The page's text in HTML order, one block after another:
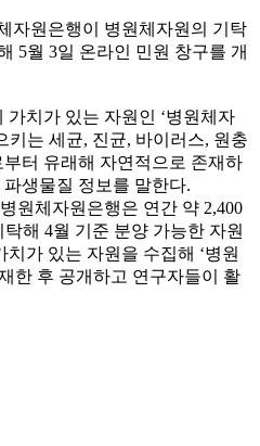
자원은행이 병원체자원의 기탁
5월 3일 온라인 민원 창구를 개
가치가 있는 자원인 ‘병원체자
키는 세균, 진균, 바이러스, 원충
터 유래해 자연적으로 존재하
생물질 정보를 말한다.
원체자원은행은 연간 약 2,400
해 4월 기준 분양 가능한 자원
가 있는 자원을 수집해 ‘병원
한 후 공개하고 연구자들이 활